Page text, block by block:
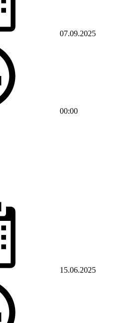
07.09.2025
00:00
15.06.2025